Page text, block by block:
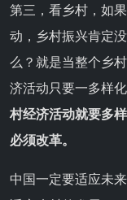
第三，看乡村，如
动，乡村振兴肯定
么？就是当整个乡
济活动只要一多样
村经济活动就要多样
必须改革。
中国一定要适应未